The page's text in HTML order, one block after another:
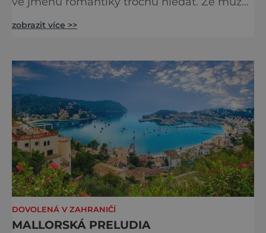
Pro valentinský výlet snad neexistuje
Seiny, z paluby výletní lodi, a velká
romantika je ostrov Île de la Cité se slavnou
katedrálou Notre-Dame, kd
zobrazit více >>
DOVOLENÁ V ZAHRANIČÍ
MALLORSKÁ PRELUDIA